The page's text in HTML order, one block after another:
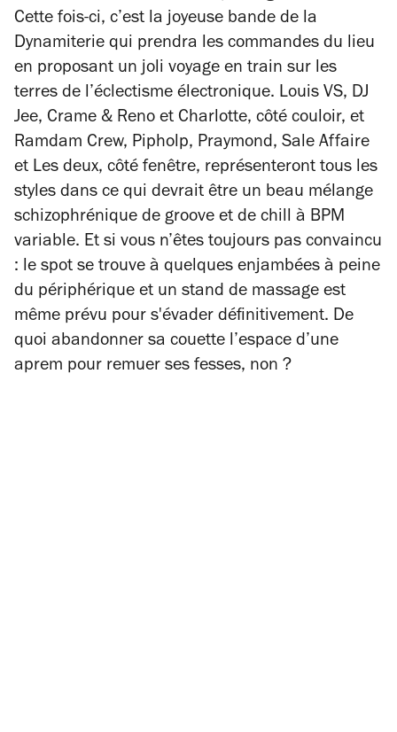
Cette fois-ci, c’est la joyeuse bande de la
Dynamiterie qui prendra les commandes du lieu
en proposant un joli voyage en train sur les
terres de l’éclectisme électronique. Louis VS, DJ
Jee, Crame & Reno et Charlotte, côté couloir, et
Ramdam Crew, Pipholp, Praymond, Sale Affaire
et Les deux, côté fenêtre, représenteront tous les
styles dans ce qui devrait être un beau mélange
schizophrénique de groove et de chill à BPM
variable. Et si vous n’êtes toujours pas convaincu
: le spot se trouve à quelques enjambées à peine
du périphérique et un stand de massage est
même prévu pour s'évader définitivement. De
quoi abandonner sa couette l’espace d’une
aprem pour remuer ses fesses, non ?